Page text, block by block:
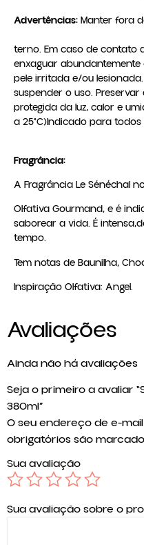
Advertências: Manter fora
terno. Em caso de contato
enxaguar
pele irritada e/ou
suspender o uso.
protegida da luz, calor e
a 25°C)Indicado para
Fragrância:
A Fragrância Le Sénéchal
Olfativa Gourmand, e é
saborear a vida. É
tempo.
Tem notas de Baunilha,
Inspiração Olfativa: Angel.
Avaliações
Ainda não há avaliações
Seja o primeiro a avaliar
380ml”
O seu endereço de e-
obrigatórios são
Sua avaliação
Sua avaliação sobre o